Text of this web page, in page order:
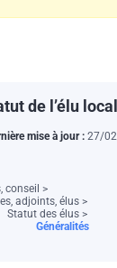
de l’élu
mise à jour : 27/
conseil >
adjoints, élus >
Statut des élus >
Généralités